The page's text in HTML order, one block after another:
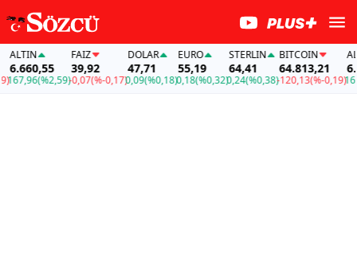
(%2,59)
FAİZ
39,92
-0,07(%-0,17)
DOLAR
47,71
0,09(%0,18)
EURO
55,19
0,18(%0,32)
STERLIN
64,41
0,24(%0,38)
BITCOIN
64.813,21
-120,13(%-0,19)